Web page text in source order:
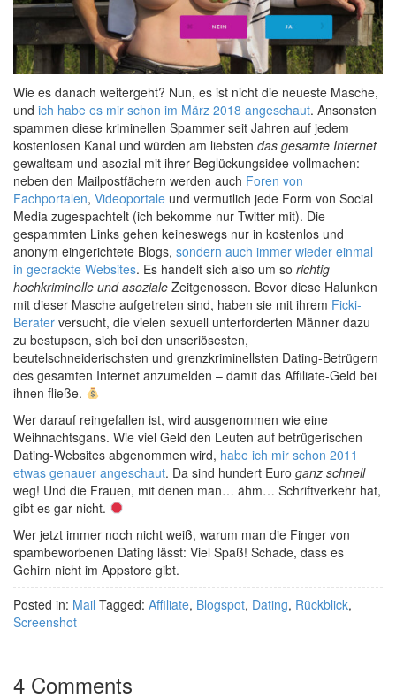
Wie es danach weitergeht? Nun, es ist nicht die neueste Masche,
und ich habe es mir schon im März 2018 angeschaut. Ansonsten
spammen diese kriminellen Spammer seit Jahren auf jedem
kostenlosen Kanal und würden am liebsten das gesamte Internet
gewaltsam und asozial mit ihrer Beglückungsidee vollmachen:
neben den Mailpostfächern werden auch Foren von
Fachportalen, Videoportale und vermutlich jede Form von Social
Media zugespachtelt (ich bekomme nur Twitter mit). Die
gespammten Links gehen keineswegs nur in kostenlos und
anonym eingerichtete Blogs, sondern auch immer wieder einmal
in gecrackte Websites. Es handelt sich also um so richtig
hochkriminelle und asoziale Zeitgenossen. Bevor diese Halunken
mit dieser Masche aufgetreten sind, haben sie mit ihrem Ficki-
Berater versucht, die vielen sexuell unterforderten Männer dazu
zu bestupsen, sich bei den unseriösesten,
beutelschneiderischsten und grenzkriminellsten Dating-Betrügern
des gesamten Internet anzumelden – damit das Affiliate-Geld bei
ihnen fließe.
Wer darauf reingefallen ist, wird ausgenommen wie eine
Weihnachtsgans. Wie viel Geld den Leuten auf betrügerischen
Dating-Websites abgenommen wird, habe ich mir schon 2011
etwas genauer angeschaut. Da sind hundert Euro ganz schnell
weg! Und die Frauen, mit denen man… ähm… Schriftverkehr hat,
gibt es gar nicht.
Wer jetzt immer noch nicht weiß, warum man die Finger von
spambeworbenen Dating lässt: Viel Spaß! Schade, dass es
Gehirn nicht im Appstore gibt.
Posted in: Mail Tagged: Affiliate, Blogspot, Dating, Rückblick,
Screenshot
4 Comments